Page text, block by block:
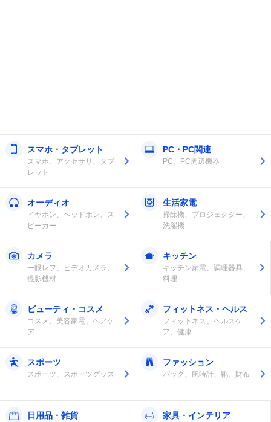
スマホ・タブレット
スマホ、アクセサリ、タブ
レット
PC・PC関連
PC、PC周辺機器
オーディオ
イヤホン、ヘッドホン、ス
ピーカー
生活家電
掃除機、プロジェクター、
洗濯機
カメラ
一眼レフ、ビデオカメラ、
撮影機材
キッチン
キッチン家電、調理器具、
料理
ビューティ・コスメ
コスメ、美容家電、ヘアケ
ア
フィットネス・ヘルス
フィットネス、ヘルスケ
ア、健康
スポーツ
スポーツ、スポーツグッズ
ファッション
バッグ、腕時計、靴、財布
日用品・雑貨 家具・インテリア